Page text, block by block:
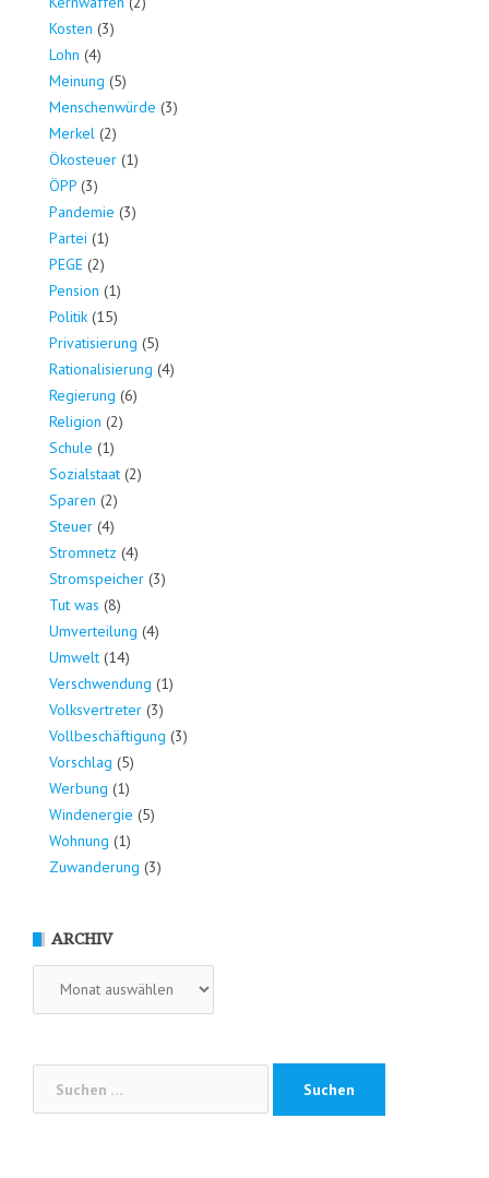
Kosten (3)
Lohn (4)
Meinung (5)
Menschenwürde (3)
Merkel (2)
Ökosteuer (1)
ÖPP (3)
Pandemie (3)
Partei (1)
PEGE (2)
Pension (1)
Politik (15)
Privatisierung (5)
Rationalisierung (4)
Regierung (6)
Religion (2)
Schule (1)
Sozialstaat (2)
Sparen (2)
Steuer (4)
Stromnetz (4)
Stromspeicher (3)
Tut was (8)
Umverteilung (4)
Umwelt (14)
Verschwendung (1)
Volksvertreter (3)
Vollbeschäftigung (3)
Vorschlag (5)
Werbung (1)
Windenergie (5)
Wohnung (1)
Zuwanderung (3)
ARCHIV
nach: